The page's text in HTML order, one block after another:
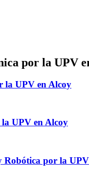
por la UPV
la UPV en Alcoy
UPV en Alcoy
por la